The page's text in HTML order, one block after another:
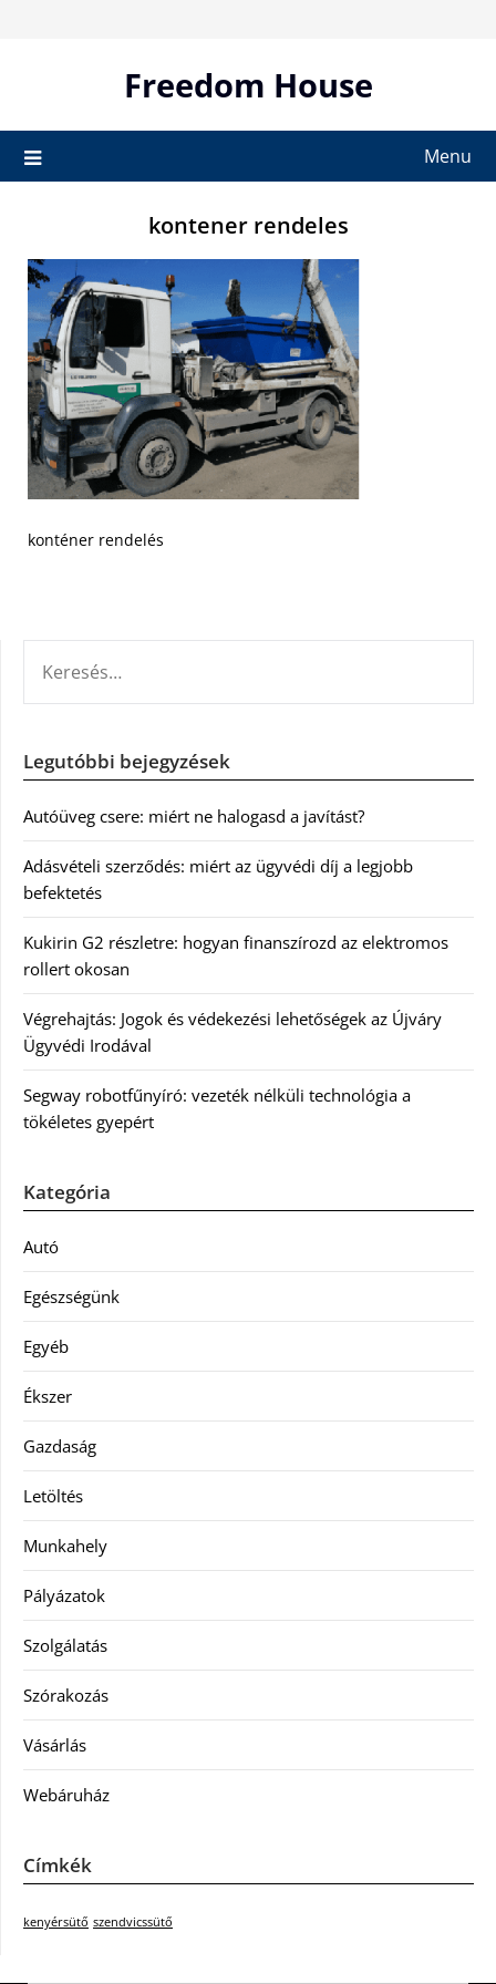
Freedom House
Menu
kontener rendeles
konténer rendelés
Legutóbbi bejegyzések
Autóüveg csere: miért ne halogasd a javítást?
Adásvételi szerződés: miért az ügyvédi díj a legjobb
befektetés
Kukirin G2 részletre: hogyan finanszírozd az elektromos
rollert okosan
Végrehajtás: Jogok és védekezési lehetőségek az Újváry
Ügyvédi Irodával
Segway robotfűnyíró: vezeték nélküli technológia a
tökéletes gyepért
Kategória
Autó
Egészségünk
Egyéb
Ékszer
Gazdaság
Letöltés
Munkahely
Pályázatok
Szolgálatás
Szórakozás
Vásárlás
Webáruház
Címkék
kenyérsütő szendvicssütő